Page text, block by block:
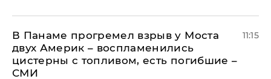
В Панаме прогремел взрыв у Моста
двух Америк – воспламенились
цистерны с топливом, есть погибшие –
СМИ
11:15